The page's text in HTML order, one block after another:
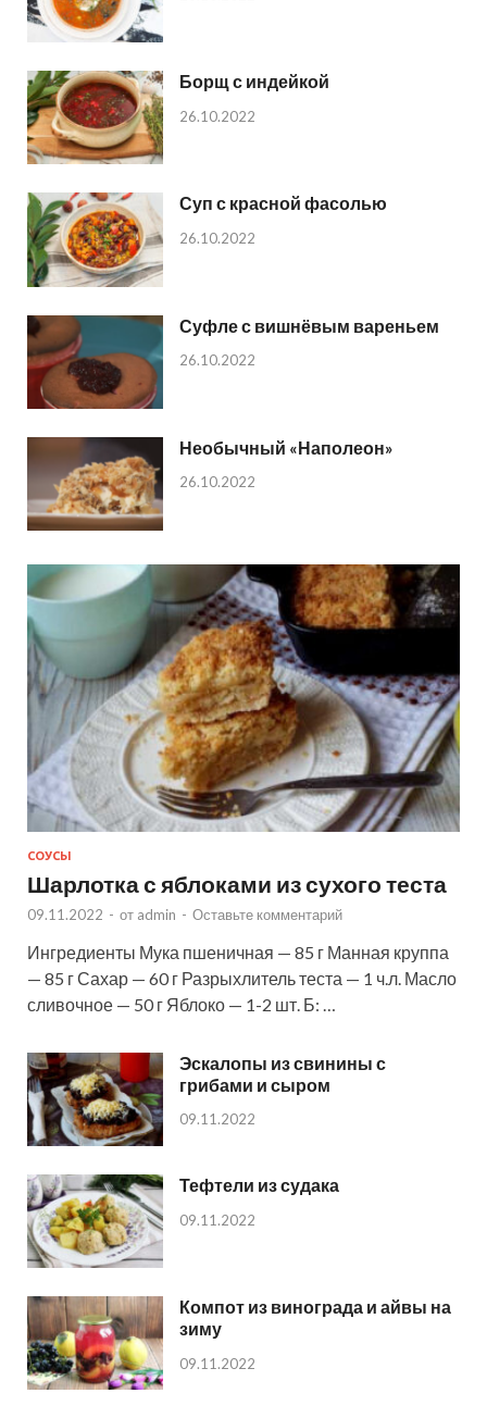
Борщ с индейкой
26.10.2022
Суп с красной фасолью
26.10.2022
Суфле с вишнёвым вареньем
26.10.2022
Необычный «Наполеон»
26.10.2022
СОУСЫ
Шарлотка с яблоками из сухого теста
09.11.2022 - от admin - Оставьте комментарий
Ингредиенты Мука пшеничная — 85 г Манная круппа
— 85 г Сахар — 60 г Разрыхлитель теста — 1 ч.л. Масло
сливочное — 50 г Яблоко — 1-2 шт. Б: …
Эскалопы из свинины с
грибами и сыром
09.11.2022
Тефтели из судака
09.11.2022
Компот из винограда и айвы на
зиму
09.11.2022